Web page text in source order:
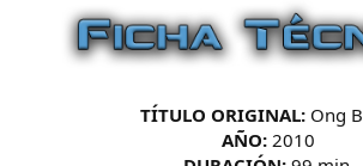
TÍTULO ORIGINAL:Ong
AÑO: 2010